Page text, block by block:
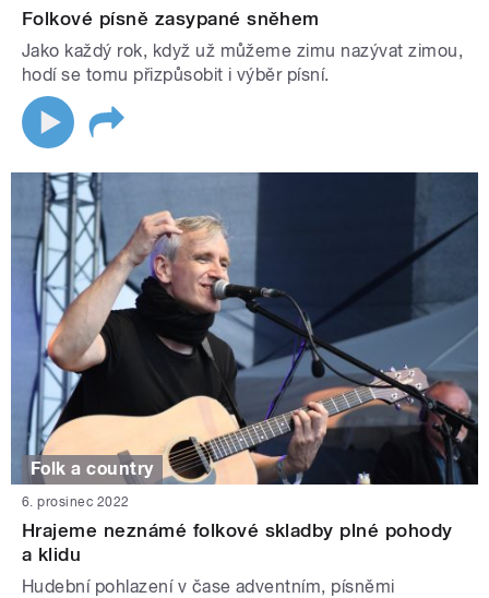
Folkové písně zasypané sněhem
Jako každý rok, když už můžeme zimu nazývat zimou,
hodí se tomu přizpůsobit i výběr písní.
Folk a country
6. prosinec 2022
Hrajeme neznámé folkové skladby plné pohody
a klidu
Hudební pohlazení v čase adventním, písněmi